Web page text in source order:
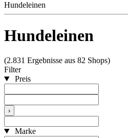
Hundeleinen
Hundeleinen
(2.831 Ergebnisse aus 82 Shops)
Filter
Preis
›
Marke